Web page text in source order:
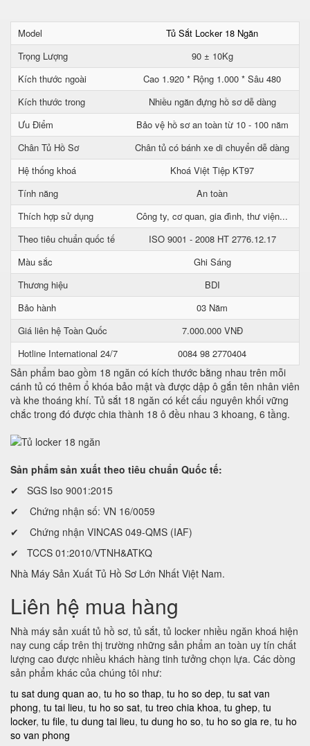
Model
Tủ Sắt Locker 18 Ngăn
Trọng Lượng
90 ± 10Kg
Kích thước ngoài
Cao 1.920 * Rộng 1.000 * Sâu 480
Kích thước trong
Nhiều ngăn đựng hồ sơ dễ dàng
Ưu Điểm
Bảo vệ hồ sơ an toàn từ 10 - 100 năm
Chân Tủ Hồ Sơ
Chân tủ có bánh xe di chuyển dễ dàng
Hệ thống khoá
Khoá Việt Tiệp KT97
Tính năng
An toàn
Thích hợp sử dụng
Công ty, cơ quan, gia đình, thư viện...
Theo tiêu chuẩn quốc tế
ISO 9001 - 2008 HT 2776.12.17
Màu sắc
Ghi Sáng
Thương hiệu
BDI
Bảo hành
03 Năm
Giá liên hệ Toàn Quốc
7.000.000 VNĐ
Hotline International 24/7
0084 98 2770404
Sản phẩm bao gồm 18 ngăn có kích thước bằng nhau trên mỗi
cánh tủ có thêm ổ khóa bảo mật và được dập ô gắn tên nhân viên
và khe thoáng khí. Tủ sắt 18 ngăn có kết cấu nguyên khối vững
chắc trong đó được chia thành 18 ô đều nhau 3 khoang, 6 tầng.
Sản phẩm sản xuất theo tiêu chuẩn Quốc tế:
✔ SGS Iso 9001:2015
✔ Chứng nhận số: VN 16/0059
✔ Chứng nhận VINCAS 049-QMS (IAF)
✔ TCCS 01:2010/VTNH&ATKQ
Nhà Máy Sản Xuất Tủ Hồ Sơ Lớn Nhất Việt Nam.
Liên hệ mua hàng
Nhà máy sản xuất tủ hồ sơ, tủ sắt, tủ locker nhiều ngăn khoá hiện
nay cung cấp trên thị trường những sản phẩm an toàn uy tín chất
lượng cao được nhiều khách hàng tinh tưởng chọn lựa. Các dòng
sản phẩm khác của chúng tôi như:
tu sat dung quan ao, tu ho so thap, tu ho so dep, tu sat van
phong, tu tai lieu, tu ho so sat, tu treo chia khoa, tu ghep, tu
locker, tu file, tu dung tai lieu, tu dung ho so, tu ho so gia re, tu ho
so van phong